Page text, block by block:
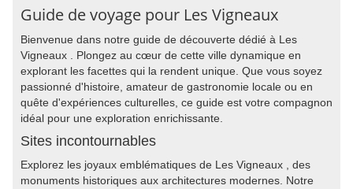
Guide de voyage pour Les Vigneaux
Bienvenue dans notre guide de découverte dédié à Les
Vigneaux . Plongez au cœur de cette ville dynamique en
explorant les facettes qui la rendent unique. Que vous soyez
passionné d'histoire, amateur de gastronomie locale ou en
quête d'expériences culturelles, ce guide est votre compagnon
idéal pour une exploration enrichissante.
Sites incontournables
Explorez les joyaux emblématiques de Les Vigneaux , des
monuments historiques aux architectures modernes. Notre